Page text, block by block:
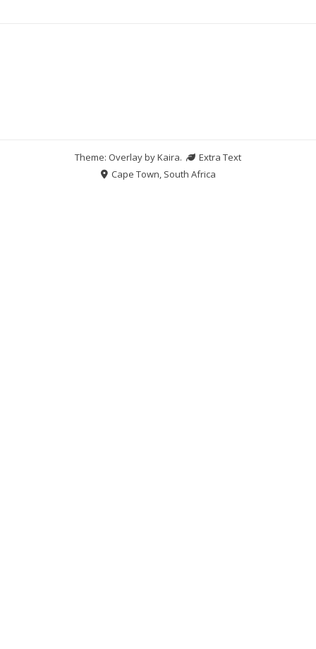
Theme: Overlay byKaira.
Extra Text
Cape Town, South Africa